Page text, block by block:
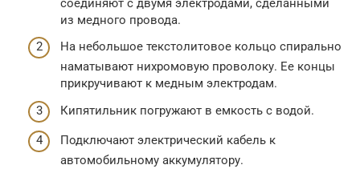
соединяют с двумя электродами, сделанными
из медного провода.
На небольшое текстолитовое кольцо спирально
наматывают нихромовую проволоку. Ее концы
прикручивают к медным электродам.
Кипятильник погружают в емкость с водой.
Подключают электрический кабель к
автомобильному аккумулятору.